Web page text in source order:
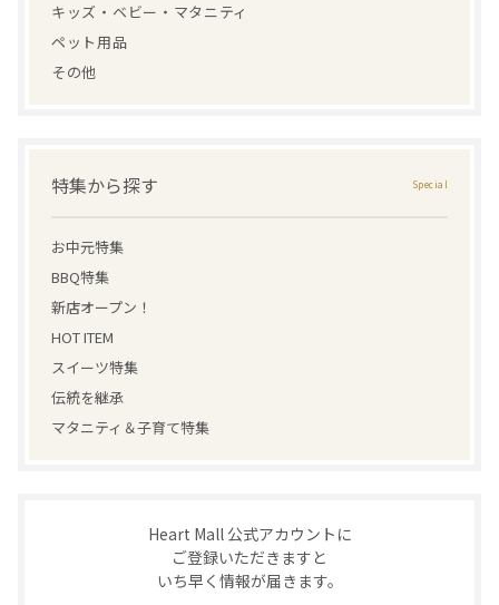
キッズ・ベビー・マタニティ
ペット用品
その他
特集から探す
お中元特集
BBQ特集
新店オープン！
HOT ITEM
スイーツ特集
伝統を継承
マタニティ＆子育て特集
Heart Mall 公式アカウントに
ご登録いただきますと
いち早く情報が届きます。